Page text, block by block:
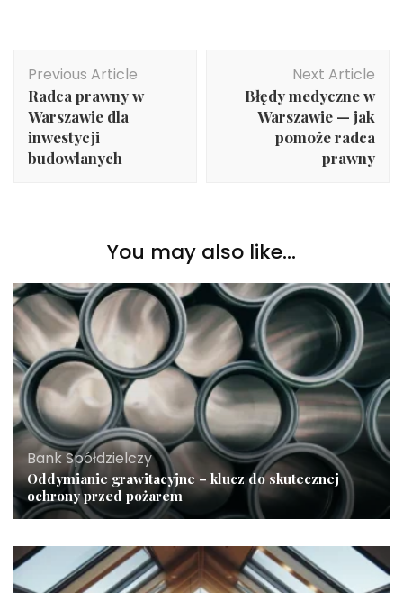
Navigation
Previous Article
Radca prawny w
Warszawie dla
inwestycji
budowlanych
Next Article
Błędy medyczne w
Warszawie — jak
pomoże radca
prawny
You may also like...
Bank Spółdzielczy
Oddymianie grawitacyjne – klucz do skutecznej
ochrony przed pożarem